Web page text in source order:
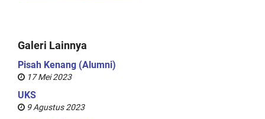
Galeri Lainnya
Pisah Kenang (Alumni)
17 Mei 2023
UKS
9 Agustus 2023